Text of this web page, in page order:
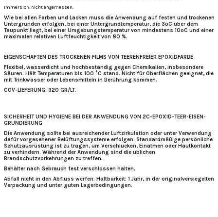
Immersion: nicht angemessen.
Wie bei allen Farben und Lacken muss die Anwendung auf festen und trockenen
Untergründen erfolgen, bei einer Untergrundtemperatur, die 3ºC über dem
Taupunkt liegt, bei einer Umgebungstemperatur von mindestens 10ºC und einer
maximalen relativen Luftfeuchtigkeit von 80 %.
EIGENSCHAFTEN DES TROCKENEN FILMS VON TEERENFREIER EPOXIDFARBE
Flexibel, wasserdicht und hochbeständig gegen Chemikalien, insbesondere
Säuren. Hält Temperaturen bis 100 °C stand. Nicht für Oberflächen geeignet, die
mit Trinkwasser oder Lebensmitteln in Berührung kommen.
COV-LIEFERUNG: 320 GR/LT.
SICHERHEIT UND HYGIENE BEI ​​DER ANWENDUNG VON 2C-EPOXID-TEER-EISEN-
GRUNDIERUNG
Die Anwendung sollte bei ausreichender Luftzirkulation oder unter Verwendung
dafür vorgesehener Belüftungssysteme erfolgen. Standardmäßige persönliche
Schutzausrüstung ist zu tragen, um Verschlucken, Einatmen oder Hautkontakt
zu verhindern. Während der Anwendung sind die üblichen
Brandschutzvorkehrungen zu treffen.
Behälter nach Gebrauch fest verschlossen halten.
Abfall nicht in den Abfluss werfen. Haltbarkeit: 1 Jahr, in der originalversiegelten
Verpackung und unter guten Lagerbedingungen.